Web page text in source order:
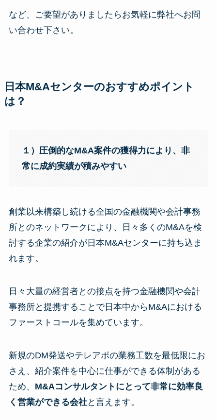
など、ご要望がありましたらお気軽に弊社へお問
い合わせ下さい。
日本M&Aセンターのおすすめポイント
は？
１）圧倒的なM&A案件の獲得力により、非
常に成約実績が積みやすい
創業以来構築し続ける全国の金融機関や会計事務
所とのネットワークにより、日々多くのM&Aを検
討する企業の紹介が日本M&Aセンターに持ち込ま
れます。
日々大量の経営者との接点を持つ金融機関や会計
事務所と提携することで日本中からM&Aにおける
ファーストコールを集めています。
新規のDM発送やテレアポの業務工数を最低限にお
さえ、紹介案件を中心に仕事ができる体制がある
ため、 M&Aコンサルタントにとって非常に効率良
く営業ができる会社と言えます。